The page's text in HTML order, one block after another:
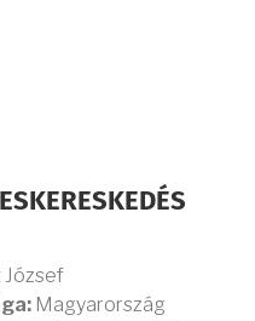
József
Magyarország